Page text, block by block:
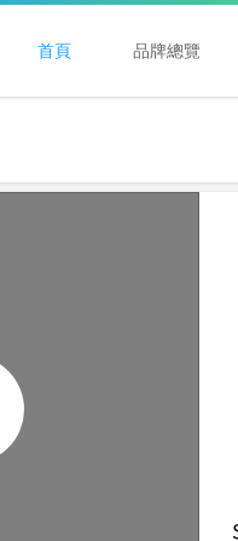
首頁 品牌總覽